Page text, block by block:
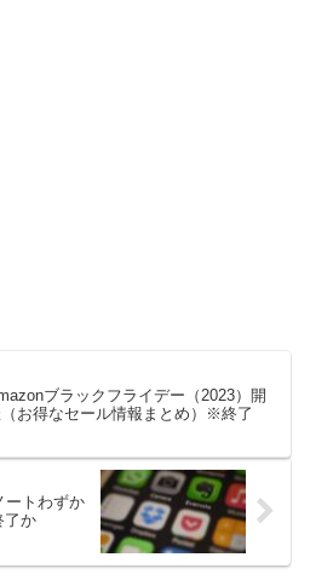
ブラックフライデー（2023）開
お得なセール情報まとめ）※終了
ートわずか
了か